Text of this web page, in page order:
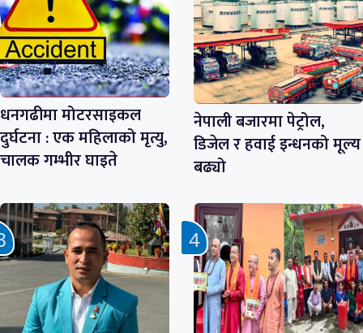
धनगढीमा मोटरसाइकल
दुर्घटना : एक महिलाको मृत्यु,
चालक गम्भीर घाइते
नेपाली बजारमा पेट्रोल,
डिजेल र हवाई इन्धनको मूल्य
बढ्यो